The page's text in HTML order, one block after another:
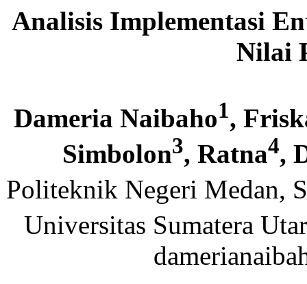
Analisis Implementasi
Nilai
Dameria Naibaho1,
Simbolon3, Ratna4,
Politeknik Negeri Medan,
Universitas Sumatera